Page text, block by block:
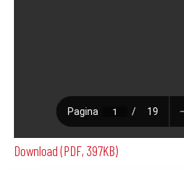
Download (PDF, 397KB)